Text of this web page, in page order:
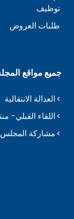
توظيف
طلبات العروض
جميع مواقع
العدالة الانتقالية
اللقاء القبلي-
مشاركة المجلس